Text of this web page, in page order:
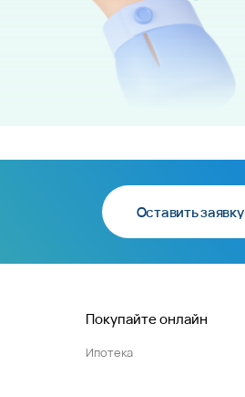
Оставить заявку
Покупайте онлайн
Ипотека